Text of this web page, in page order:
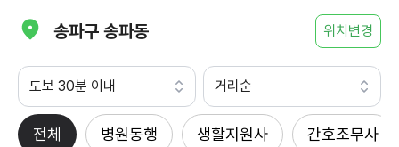
송파구 송파동 위치변경
도보 30분 이내 거리순
전체 병원동행 생활지원사 간호조무사